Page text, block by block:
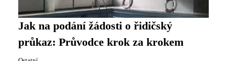
Jak na podání žádosti o řidičský
průkaz: Průvodce krok za krokem